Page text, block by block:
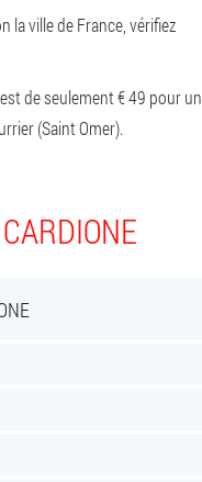
la ville de France, vérifiez
de seulement € 49 pour un
(Saint Omer).